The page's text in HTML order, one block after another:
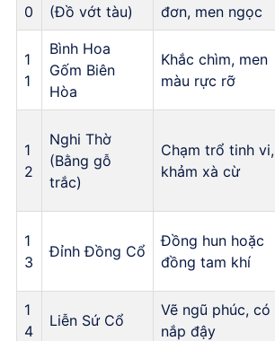
0
(Đồ vớt tàu)
đơn, men ngọc
1
1
Bình Hoa
Gốm Biên
Hòa
Khắc chìm, men
màu rực rỡ
1
2
Nghi Thờ
(Bằng gỗ
trắc)
Chạm trổ tinh vi,
khảm xà cừ
1
3
Đỉnh Đồng Cổ
Đồng hun hoặc
đồng tam khí
1
4
Liễn Sứ Cổ
Vẽ ngũ phúc, có
nắp đậy